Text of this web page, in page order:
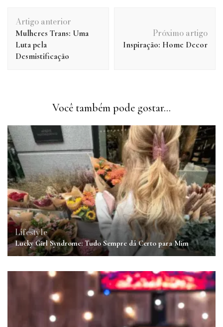
de
post
Artigo anterior
Mulheres Trans: Uma
Luta pela
Desmistificação
Próximo artigo
Inspiração: Home Decor
Você também pode gostar...
Lifestyle
Lucky Girl Syndrome: Tudo Sempre dá Certo para Mim